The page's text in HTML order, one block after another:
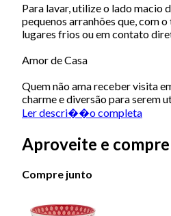
Para lavar, utilize o lado macio
pequenos arranhões que, com
lugares frios ou em contato
Amor de Casa
Quem não ama receber visita
charme e diversão para serem
Ler descri��o completa
Aproveite e
Compre junto